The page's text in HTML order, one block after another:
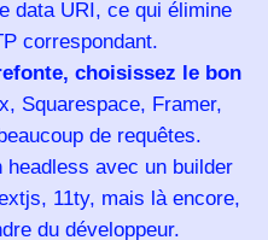
data URI, ce qui élimine
correspondant.
choisissez le bon
Squarespace, Framer,
de requêtes.
avec un builder
11ty, mais là encore,
du développeur.